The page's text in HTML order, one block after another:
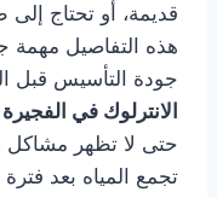
قديمة، أو تحتاج
هذه التفاصيل مهمة
جودة التأسيس قبل
الانترلوك في الفجيرة
حتى لا تظهر مشاكل
تجمع المياه بعد